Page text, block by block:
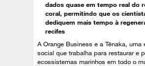
dados quase em tempo real do
coral, permitindo que os
dediquem mais tempo à
recifes
A Orange Business e a Tēnaka, uma
social que trabalha para restaurar e
ecossistemas marinhos em todo o